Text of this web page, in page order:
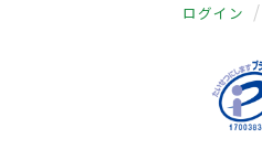
ログイン